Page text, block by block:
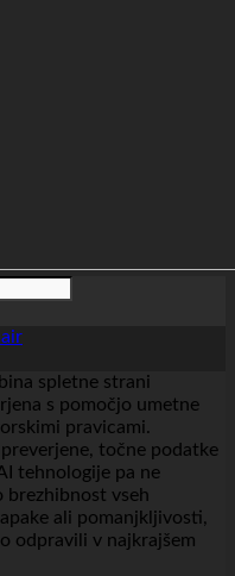
spletne strani
s pomočjo umetne
pravicami.
točne podatke
tehnologije pa ne
brezhibnost vseh
ali pomanjkljivosti,
odpravili v najkrajšem